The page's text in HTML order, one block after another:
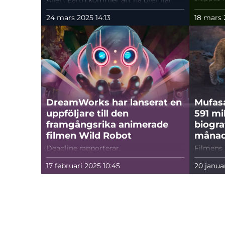
sommaren 2025
24 mars 2025 14:13
enligt
nära
dött" på
bland
januari
18 mars
DreamWorks har lanserat en
uppföljare till den
framgångsrika animerade
filmen Wild Robot
Deadline rapporterar.
17 februari 2025 10:45
591
dollar.
20